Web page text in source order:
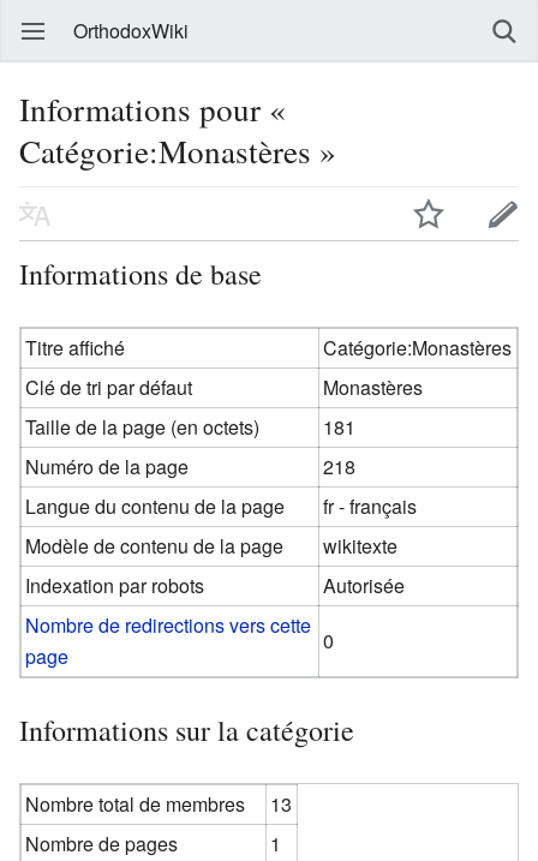
OrthodoxWiki
Informations pour «
Catégorie:Monastères »
Informations de base
Titre affiché
Catégorie:Monastères
Clé de tri par défaut
Monastères
Taille de la page (en octets)
181
Numéro de la page
218
Langue du contenu de la page
fr - français
Modèle de contenu de la page
wikitexte
Indexation par robots
Autorisée
Nombre de redirections vers cette
page
0
Informations sur la catégorie
Nombre total de membres
13
Nombre de pages
1